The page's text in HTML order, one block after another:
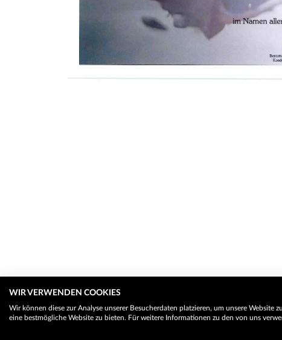
WIR VERWENDEN COOKIES
Wir können diese zur Analyse unserer Besucherdaten platzieren, um unsere Website
eine bestmögliche Website zu bieten. Für weitere Informationen zu den von uns